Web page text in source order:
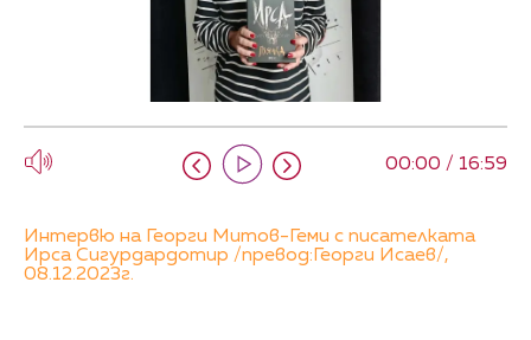
00:00 / 16:59
Интервю на Георги Митов-Геми с писателката
Ирса Сигурдардотир /превод:Георги Исаев/,
08.12.2023г.